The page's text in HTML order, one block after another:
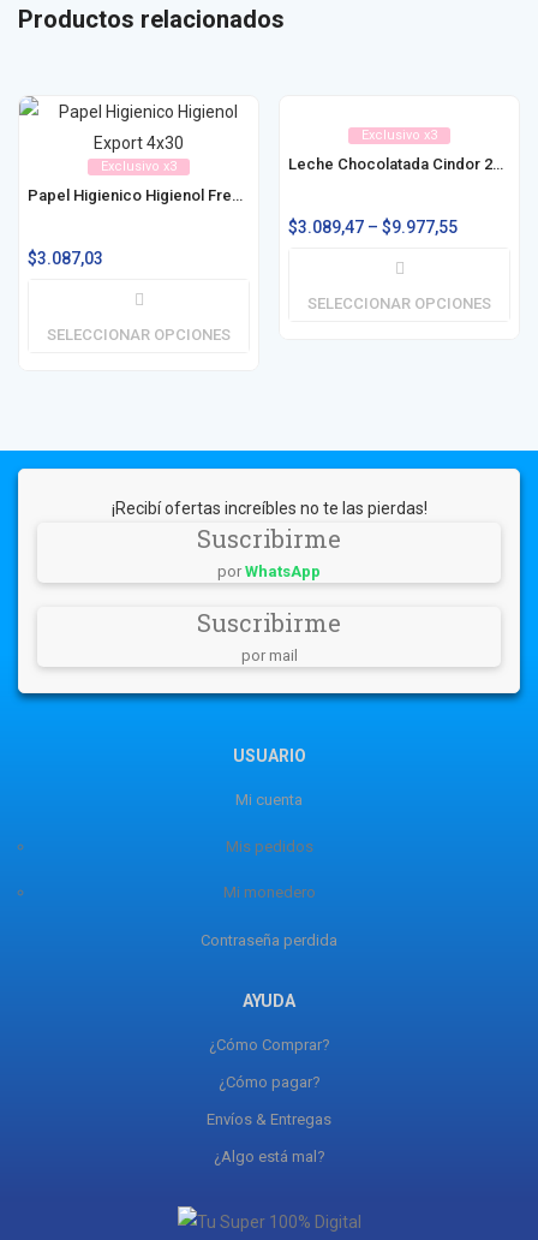
Productos relacionados
Exclusivo x3
Papel Higienico Higienol Fresh h/s 4x30m / 6x30m
$3.087,03
SELECCIONAR OPCIONES
Exclusivo x3
Leche Chocolatada Cindor 200ml / 1l
$3.089,47 – $9.977,55
SELECCIONAR OPCIONES
¡Recibí ofertas increíbles no te las pierdas!
Suscribirme
por WhatsApp
Suscribirme
por mail
USUARIO
Mi cuenta
Mis pedidos
Mi monedero
Contraseña perdida
AYUDA
¿Cómo Comprar?
¿Cómo pagar?
Envíos & Entregas
¿Algo está mal?